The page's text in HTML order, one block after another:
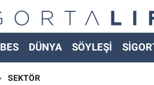
BES DÜNYA SÖYLEŞİ
SEKTÖR